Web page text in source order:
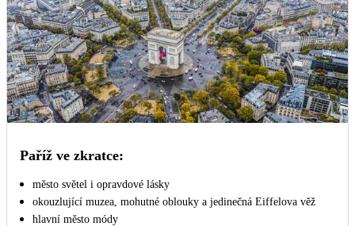
Paříž ve zkratce:
město světel i opravdové lásky
okouzlující muzea, mohutné oblouky a jedinečná Eiffelova věž
hlavní město módy